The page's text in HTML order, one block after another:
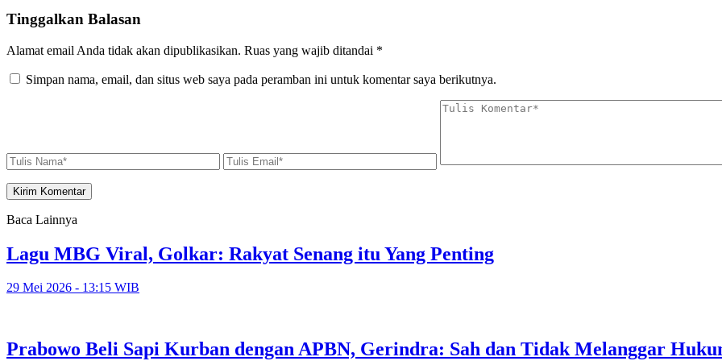
Tinggalkan Balasan
Alamat email Anda tidak akan dipublikasikan. Ruas yang wajib ditandai *
Simpan nama, email, dan situs web saya pada peramban ini untuk komentar saya berikutnya.
Baca Lainnya
Lagu MBG Viral, Golkar: Rakyat Senang itu Yang Penting
29 Mei 2026 - 13:15 WIB
Prabowo Beli Sapi Kurban dengan APBN, Gerindra: Sah dan Tidak Melanggar